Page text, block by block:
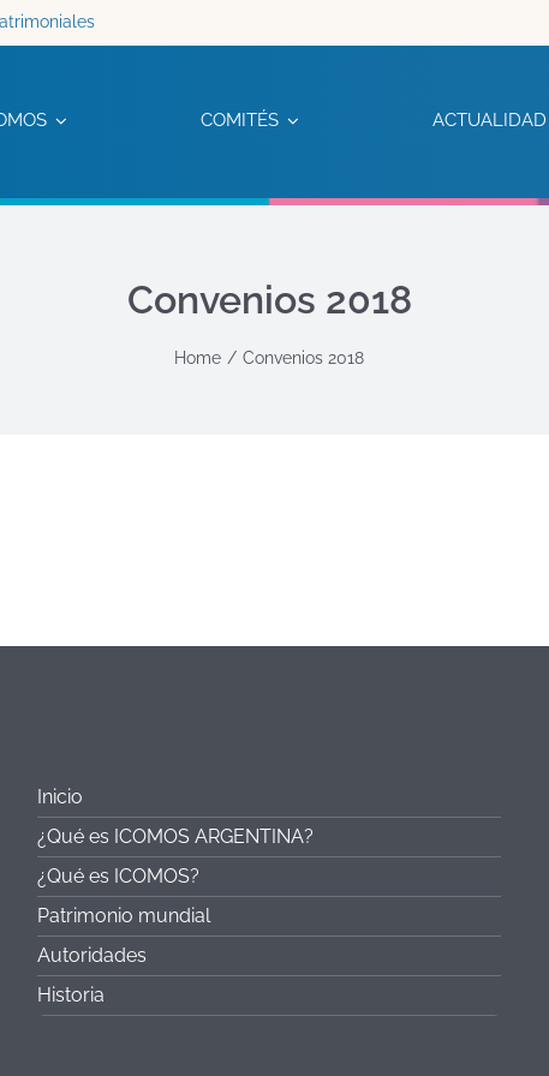
COMITÉS ACTUALIDAD
Convenios 2018
Home Convenios 2018
Inicio
¿Qué es ICOMOS ARGENTINA?
¿Qué es ICOMOS?
Patrimonio mundial
Autoridades
Historia